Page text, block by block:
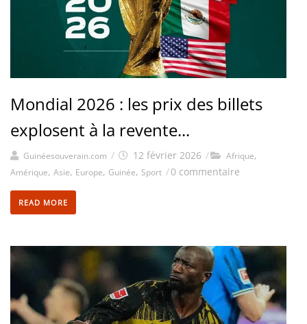
Mondial 2026 : les prix des billets
explosent à la revente...
Guinéesouverain.com / 12 février 2026 / Afrique,
Amérique, Asie, Europe, Guinée, Sport /0 commentaire
READ MORE